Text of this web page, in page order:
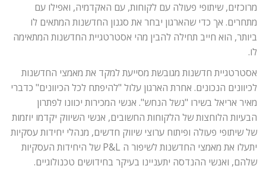
מרוכזים, שיתופי פעולה עם לקוחות, עם האקדמיה, ואפילו עם
מתחרים. אך כדי שהארגון יבחר את סגנון החדשנות המתאים לו
ביותר, הוא חייב תחילה להבין מהי אסטרטגיית החדשנות המתאימה
לו.
אסטרטגיית חדשנות מגובשת מסייעת למקד את מאמצי החדשנות
לכיוונים הנכונים. אחרת הארגון עלול "להיפתח לכל הכיוונים" כדברי
מאיר אריאל בשירו "נשל הנחש". אנשי המכירות יכוונו לפתרון
הבעיות הלוחצות של הלקוחות החשובים, אנשי השיווק יקדמו יוזמות
של שיתופי פעולה ופיתוח ערוצי שיווק חדשים, מנהלי יחידות עסקיות
יתעלו את מאמצי החדשנות לשיפור ה P&L של היחידות העסקיות
שלהם, ואנשי ההנדסה יתעניינו בעיקר בחידושים טכנולוגיים.